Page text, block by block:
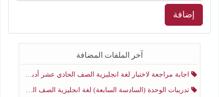
إضافة
آخر الملفات المضافة
اجابة مراجعة لاختبار لغة انجليزية الصف الحادي عشر أدبي منتصف الفصل الثاني
تدريبات الوحدة (السادسة السابعة) لغة انجليزية الصف الحادي عشر أدبي منتصف الفصل الثاني